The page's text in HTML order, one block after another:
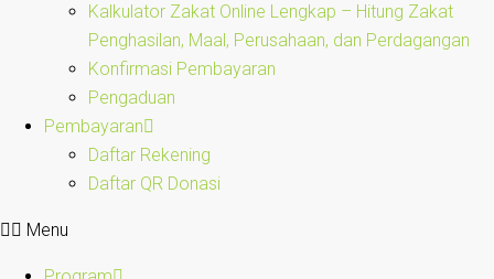
Kalkulator Zakat Online Lengkap – Hitung Zakat
Penghasilan, Maal, Perusahaan, dan Perdagangan
Konfirmasi Pembayaran
Pengaduan
Pembayaran
Daftar Rekening
Daftar QR Donasi
Menu